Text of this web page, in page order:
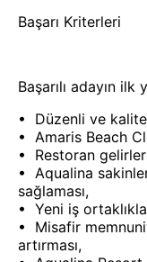
Başarı Kriterleri
Başarılı adayın ilk
•⁠ ⁠Düzenli ve
•⁠ ⁠Amaris Beach
•⁠ ⁠Restoran
•⁠ ⁠Aqualina
sağlaması,
•⁠ ⁠Yeni iş
•⁠ ⁠Misafir
artırması,